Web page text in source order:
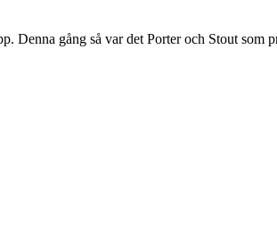
gång så var det Porter och Stout som